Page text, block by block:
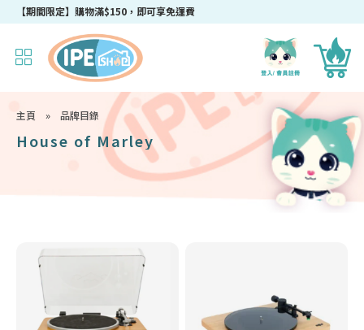
【期間限定】購物滿$150，即可享免運費
主頁 » 品牌目錄
House of Marley